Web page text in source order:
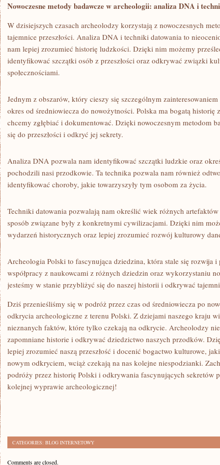
Nowoczesne ⁢metody badawcze w archeologii: analiza DNA i
W dzisiejszych czasach archeolodzy korzystają⁢ z nowoczesnych
tajemnice przeszłości. Analiza DNA i techniki datowania to⁢
nam lepiej⁢ zrozumieć historię ludzkości. Dzięki nim możemy
identyfikować‌ szczątki osób z przeszłości oraz odkrywać związki
społecznościami.
Jednym ⁢z obszarów, który cieszy się ⁣szczególnym
okres od średniowiecza do nowożytności. ⁣Polska⁤ ma bogatą historię
chcemy zgłębiać i dokumentować. Dzięki nowoczesnym metodom
⁢się do przeszłości i odkryć jej sekrety.
Analiza DNA⁢ pozwala nam identyfikować ⁤szczątki ⁣ludzkie oraz
pochodzili nasi przodkowie. Ta‌ technika pozwala ‌nam również‍
identyfikować choroby, jakie towarzyszyły ‍tym osobom za życia.
Techniki datowania‍ pozwalają nam określić wiek‌ różnych
sposób‍ związane były⁣ z konkretnymi‌ cywilizacjami. Dzięki nim
wydarzeń historycznych oraz lepiej zrozumieć rozwój kulturowy​
Archeologia Polski to ⁤fascynująca ‌dziedzina, która stale ⁤się rozwija
współpracy z naukowcami z ​różnych ⁤dziedzin oraz⁤ wykorzystaniu
jesteśmy w stanie przybliżyć się ⁣do ⁣naszej historii i odkrywać
Dziś przenieśliśmy ⁢się w ‌podróż‌ przez czas​ od średniowiecza po
odkrycia archeologiczne z terenu Polski. Z dziejami ​naszego kraju
nieznanych faktów, które tylko ⁤czekają na odkrycie. Archeolodzy
zapomniane historie i odkrywać dziedzictwo⁤ naszych przodków.
lepiej zrozumieć naszą przeszłość‌ i docenić⁣ bogactwo‌ kulturowe,
nowym odkryciem, wciąż czekają⁣ na nas ‍kolejne niespodzianki.
podróży przez historię Polski i odkrywania ⁢fascynujących⁢ sekretów
kolejnej ‌wyprawie‍ archeologicznej!
CATEGORIES: BLOG INTERNETOWY
Comments are closed.